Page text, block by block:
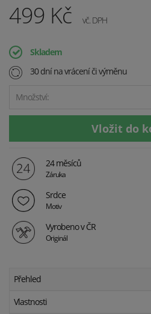
499 Kč vč. DPH
Skladem
30 dní na vrácení či výměnu
Množství:
24 měsíců
Záruka
Srdce
Motiv
Vyrobeno v ČR
Originál
Přehled
Vlastnosti